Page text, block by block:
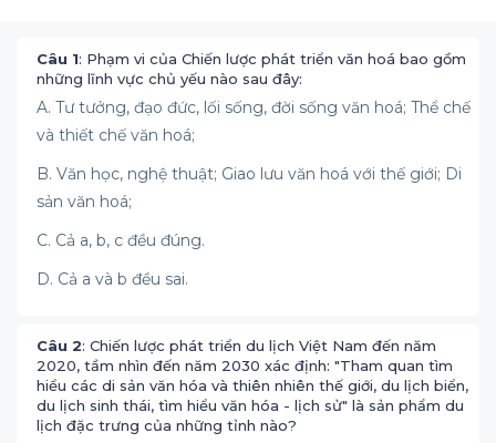
Câu 1: Phạm vi của Chiến lược phát triển văn hoá bao gồm
những lĩnh vực chủ yếu nào sau đây:
A. Tư tưởng, đạo đức, lối sống, đời sống văn hoá; Thể chế
và thiết chế văn hoá;
B. Văn học, nghệ thuật; Giao lưu văn hoá với thế giới; Di
sản văn hoá;
C. Cả a, b, c đều đúng.
D. Cả a và b đều sai.
Câu 2: Chiến lược phát triển du lịch Việt Nam đến năm
2020, tầm nhìn đến năm 2030 xác định: "Tham quan tìm
hiểu các di sản văn hóa và thiên nhiên thế giới, du lịch biển,
du lịch sinh thái, tìm hiểu văn hóa - lịch sử" là sản phẩm du
lịch đặc trưng của những tỉnh nào?